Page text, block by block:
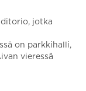
jotka
on parkkihalli,
vieressä